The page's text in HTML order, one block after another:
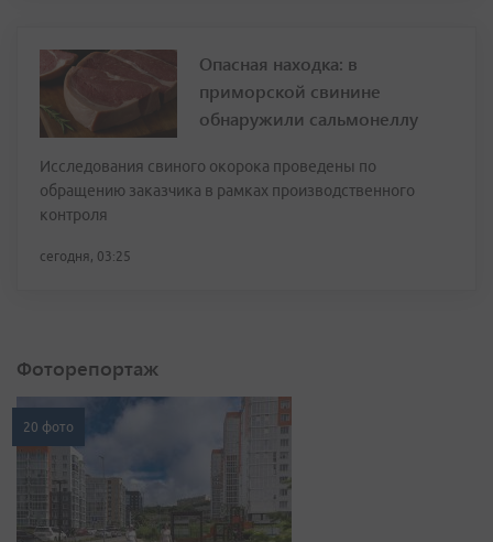
Опасная находка: в
приморской свинине
обнаружили сальмонеллу
Исследования свиного окорока проведены по
обращению заказчика в рамках производственного
контроля
сегодня, 03:25
Фоторепортаж
20 фото